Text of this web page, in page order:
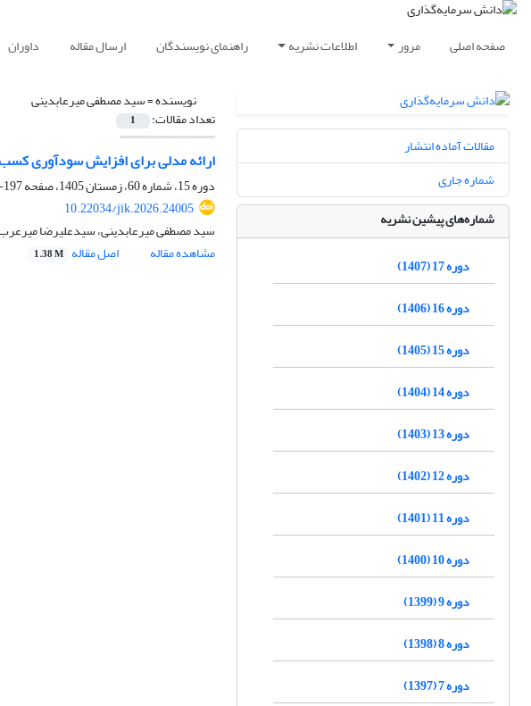
صفحه اصلی مرور اطلاعات نشریه راهنمای نویسندگان ارسال مقاله داوران
نویسنده =سید مصطفی میرعابدینی
تعداد مقالات: 1
ارائه مدلی برای افزایش سودآوری
دوره 15، شماره 60، زمستان 1405، صفحه
197-248
10.22034/jik.2026.24005
سید مصطفی میرعابدینی، سیدعلیرضا
مشاهده مقاله
اصل مقاله 1.38 M
مقالات آماده انتشار
شماره جاری
شماره‌های پیشین نشریه
دوره 17 (1407)
دوره 16 (1406)
دوره 15 (1405)
دوره 14 (1404)
دوره 13 (1403)
دوره 12 (1402)
دوره 11 (1401)
دوره 10 (1400)
دوره 9 (1399)
دوره 8 (1398)
دوره 7 (1397)